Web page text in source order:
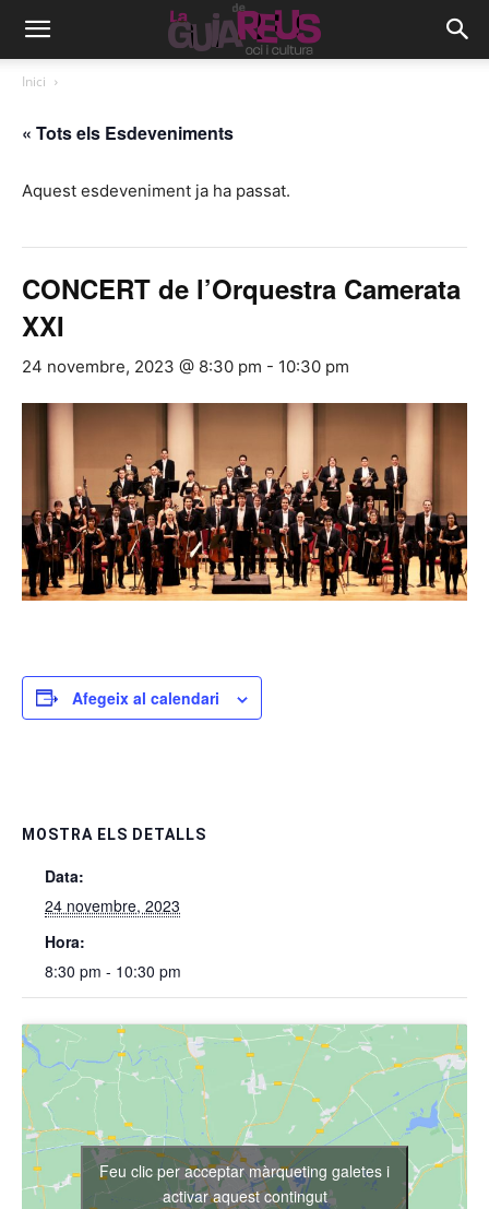
Inici
« Tots els Esdeveniments
Aquest esdeveniment ja ha passat.
CONCERT de l’Orquestra Camerata
XXI
24 novembre, 2023 @ 8:30 pm - 10:30 pm
Afegeix al calendari
MOSTRA ELS DETALLS
Data:
24 novembre, 2023
Hora:
8:30 pm - 10:30 pm
Feu clic per acceptar màrqueting galetes i
activar aquest contingut